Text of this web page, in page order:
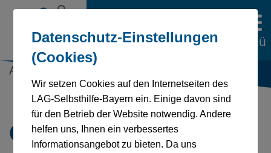
Datenschutz-Einstellungen
(Cookies)
Wir setzen Cookies auf den Internetseiten des
LAG-Selbsthilfe-Bayern ein. Einige davon sind
für den Betrieb der Website notwendig. Andere
helfen uns, Ihnen ein verbessertes
Informationsangebot zu bieten. Da uns
Menü
Grundrechte sind
Aktuelles | 09.06.2025